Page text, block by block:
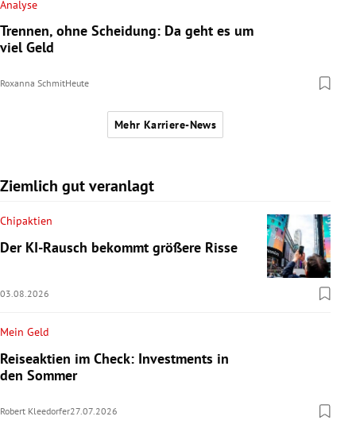
Analyse
Trennen, ohne Scheidung: Da geht es um
viel Geld
Roxanna SchmitHeute
Mehr Karriere-News
Ziemlich gut veranlagt
Chipaktien
Der KI-Rausch bekommt größere Risse
03.08.2026
Mein Geld
Reiseaktien im Check: Investments in
den Sommer
Robert Kleedorfer27.07.2026